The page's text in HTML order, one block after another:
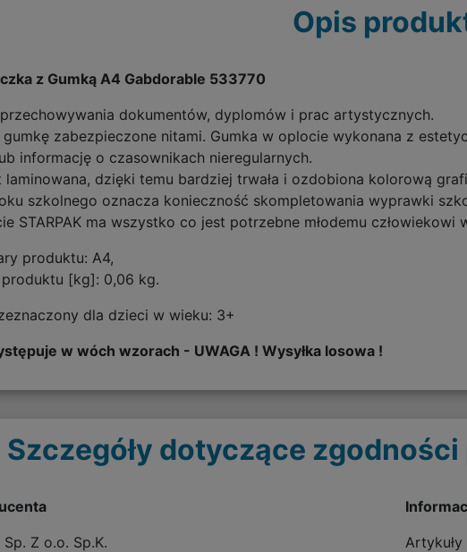
Opis
z Gumką A4 Gabdorable 533770
dokumentów, dyplomów i prac artystycznych.
zabezpieczone nitami. Gumka w oplocie wykonana z
informację o czasownikach nieregularnych.
laminowana, dzięki temu bardziej trwała i ozdobiona kolorową
szkolnego oznacza konieczność skompletowania wyprawki
STARPAK ma wszystko co jest potrzebne młodemu człowiekowi
produktu: A4,
[kg]: 0,06 kg.
dla dzieci w wieku: 3+
w wóch wzorach - UWAGA ! Wysyłka losowa !
Szczegóły dotyczące
Z o.o. Sp.K.